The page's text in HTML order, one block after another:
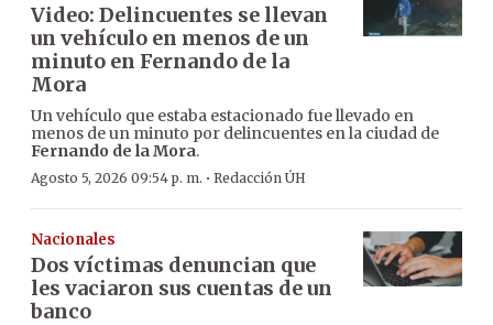
Video: Delincuentes se llevan
un vehículo en menos de un
minuto en Fernando de la
Mora
Un vehículo que estaba estacionado fue llevado en
menos de un minuto por delincuentes en la ciudad de
Fernando de la Mora.
Agosto 5, 2026 09:54 p. m. · Redacción ÚH
Nacionales
Dos víctimas denuncian que
les vaciaron sus cuentas de un
banco